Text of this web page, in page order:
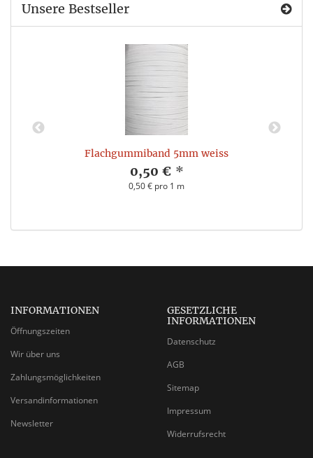
Unsere Bestseller
Flachgummiband 5mm weiss
0,50 € *
0,50 € pro 1 m
INFORMATIONEN
Öffnungszeiten
Wir über uns
Zahlungsmöglichkeiten
Versandinformationen
Newsletter
GESETZLICHE
INFORMATIONEN
Datenschutz
AGB
Sitemap
Impressum
Widerrufsrecht